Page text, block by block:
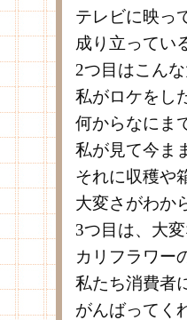
テレビに映っ
成り立ってい
2つ目はこん
私がロケをし
何からなにま
私が見て今ま
それに収穫や
大変さがわか
3つ目は、大
カリフラワー
私たち消費者
がんばってく